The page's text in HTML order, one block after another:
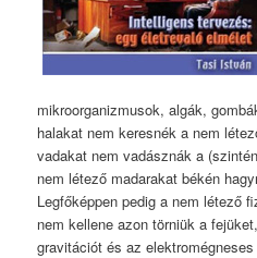
mikroorganizmusok, algák,
halakat nem keresnék a nem
vadakat nem vadásznák a
nem létező madarakat békén
Legfőképpen pedig a nem létező
nem kellene azon törniük a
gravitációt és az